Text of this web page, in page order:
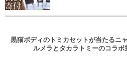
黒猫ボディのトミカセットが当たるニ
ルメラとタカラトミーのコラボ